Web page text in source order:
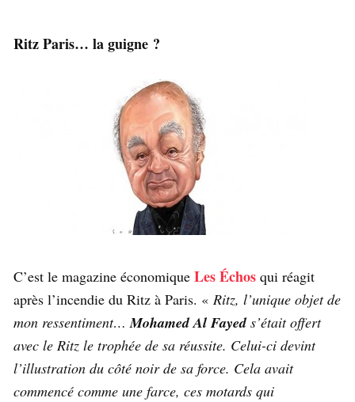
Ritz Paris… la guigne ?
C’est le magazine économique Les Échos qui réagit
après l’incendie du Ritz à Paris. « Ritz, l’unique objet de
mon ressentiment…Mohamed Al Fayeds’était offert
avec le Ritz le trophée de sa réussite. Celui-ci devint
l’illustration du côté noir de sa force. Cela avait
commencé comme une farce, ces motards qui